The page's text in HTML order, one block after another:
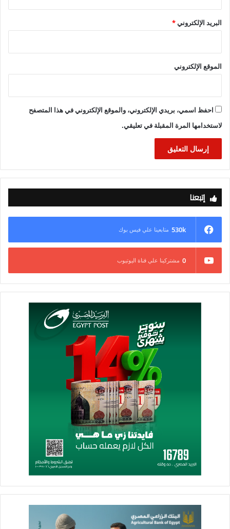
التدريب على مراقبة الطيور المهاجرة.
البريد الإلكتروني*
الموقع الإلكتروني
احفظ اسمي، بريدي الإلكتروني، والموقع الإلكتروني في هذا المتصفح
لاستخدامها المرة المقبلة في تعليقي.
إتبعنا
530k متابعينا علي فيس بوك
0 مشتركينا علي قناة اليوتيوب